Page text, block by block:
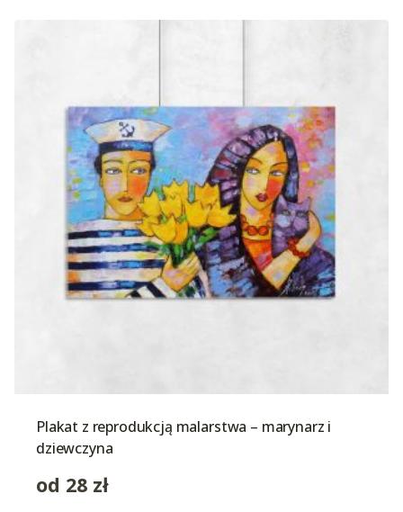
Plakat z reprodukcją malarstwa – marynarz i
dziewczyna
od 28 zł